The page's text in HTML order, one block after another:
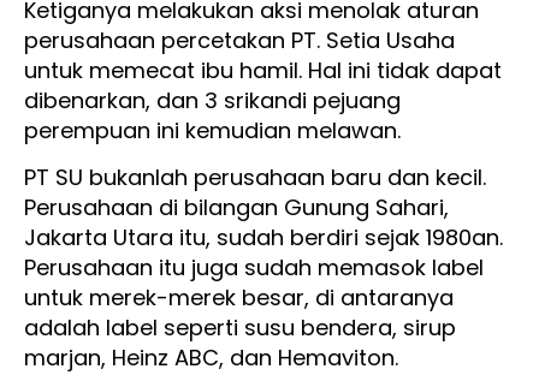
Ketiganya melakukan aksi menolak aturan
perusahaan percetakan PT. Setia Usaha
untuk memecat ibu hamil. Hal ini tidak dapat
dibenarkan, dan 3 srikandi pejuang
perempuan ini kemudian melawan.
PT SU bukanlah perusahaan baru dan kecil.
Perusahaan di bilangan Gunung Sahari,
Jakarta Utara itu, sudah berdiri sejak 1980an.
Perusahaan itu juga sudah memasok label
untuk merek-merek besar, di antaranya
adalah label seperti susu bendera, sirup
marjan, Heinz ABC, dan Hemaviton.